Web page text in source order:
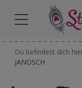
Du befindest dich
JANOSCH